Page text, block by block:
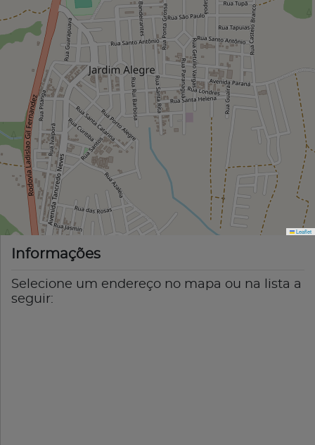
Leaflet
Informações
Selecione um endereço no mapa ou na lista a
seguir: